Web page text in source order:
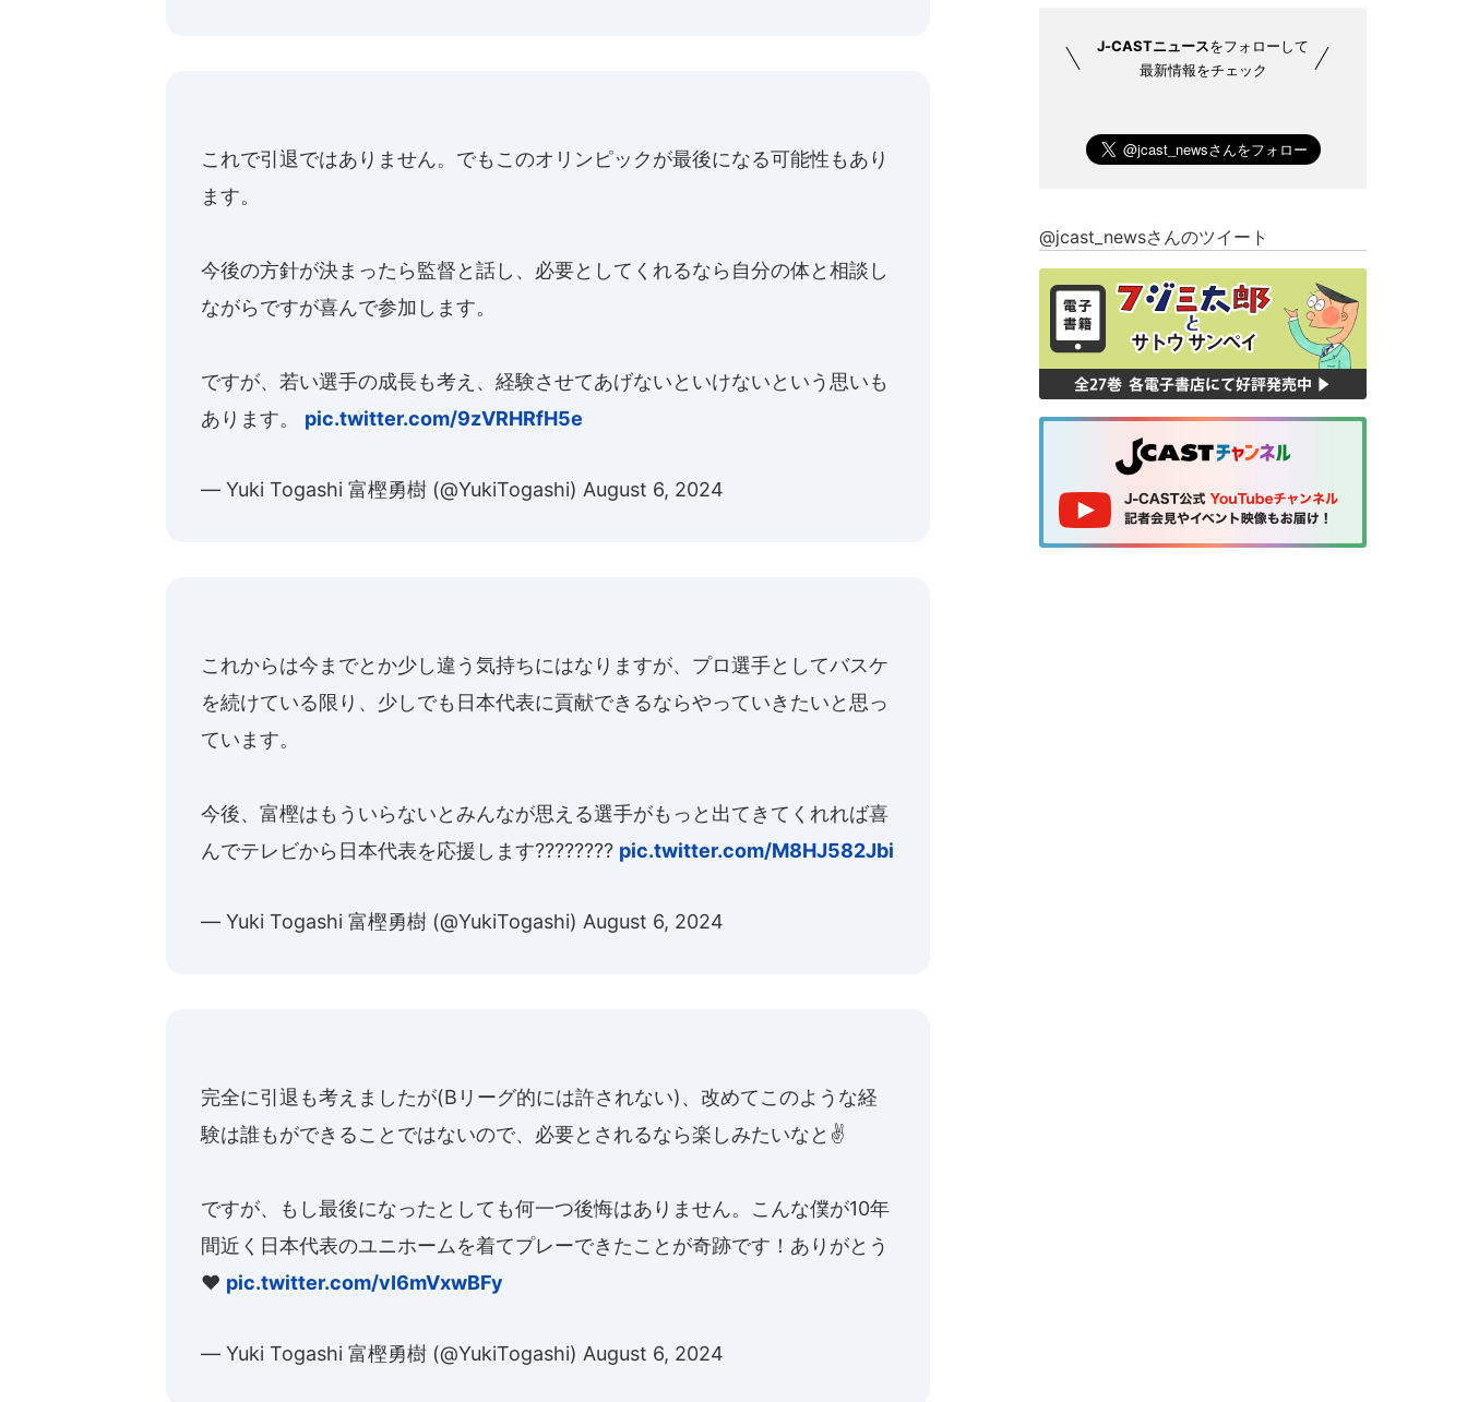
これで引退ではありません。でもこのオリンピックが最後になる可能性もあり
ます。
今後の方針が決まったら監督と話し、必要としてくれるなら自分の体と相談し
ながらですが喜んで参加します。
ですが、若い選手の成長も考え、経験させてあげないといけないという思いも
あります。 pic.twitter.com/9zVRHRfH5e
— Yuki Togashi 富樫勇樹 (@YukiTogashi) August 6, 2024
これからは今までとか少し違う気持ちにはなりますが、プロ選手としてバスケ
を続けている限り、少しでも日本代表に貢献できるならやっていきたいと思っ
ています。
今後、富樫はもういらないとみんなが思える選手がもっと出てきてくれれば喜
んでテレビから日本代表を応援します???????? pic.twitter.com/M8HJ582Jbi
— Yuki Togashi 富樫勇樹 (@YukiTogashi) August 6, 2024
完全に引退も考えましたが(Bリーグ的には許されない)、改めてこのような経
験は誰もができることではないので、必要とされるなら楽しみたいなと✌️
ですが、もし最後になったとしても何一つ後悔はありません。こんな僕が10年
間近く日本代表のユニホームを着てプレーできたことが奇跡です！ありがとう
❤️ pic.twitter.com/vI6mVxwBFy
— Yuki Togashi 富樫勇樹 (@YukiTogashi) August 6, 2024
J-CASTニュースをフォローして
最新情報をチェック
@jcast_newsさんのツイート